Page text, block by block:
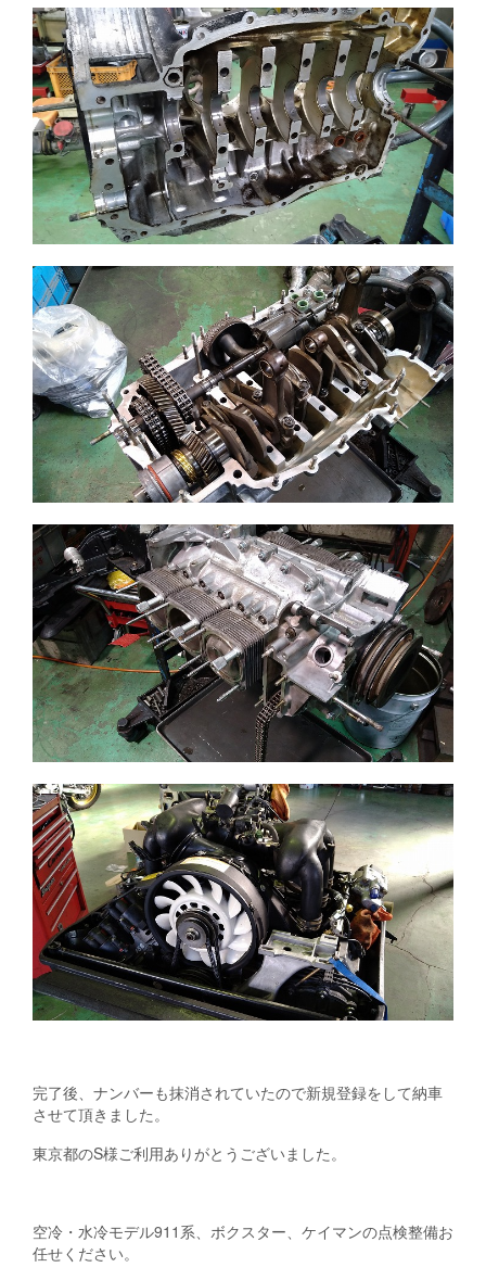
完了後、ナンバーも抹消されていたので新規登録をして納車
させて頂きました。
東京都のS様ご利用ありがとうございました。
空冷・水冷モデル911系、ボクスター、ケイマンの点検整備お
任せください。